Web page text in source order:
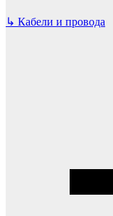
↳ Кабели и провода